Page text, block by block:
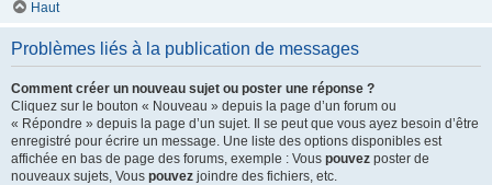
Haut
Problèmes liés à la publication de messages
Comment créer un nouveau sujet ou poster une réponse ?
Cliquez sur le bouton « Nouveau » depuis la page d’un forum ou
« Répondre » depuis la page d’un sujet. Il se peut que vous ayez besoin d’être
enregistré pour écrire un message. Une liste des options disponibles est
affichée en bas de page des forums, exemple : Vous pouvez poster de
nouveaux sujets, Vous pouvez joindre des fichiers, etc.